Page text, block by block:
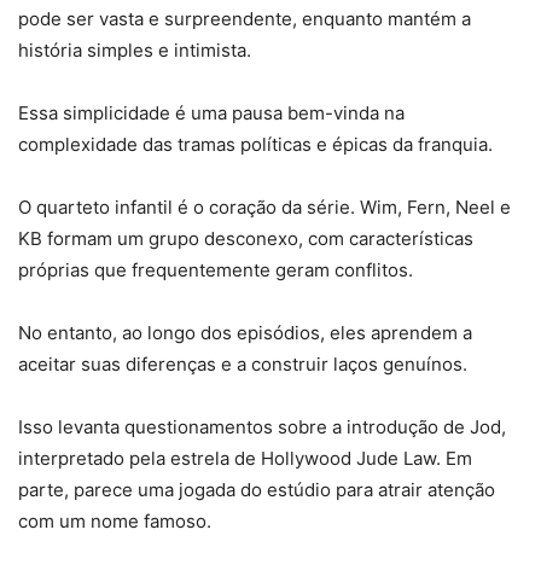
pode ser vasta e surpreendente, enquanto mantém a
história simples e intimista.
Essa simplicidade é uma pausa bem-vinda na
complexidade das tramas políticas e épicas da franquia.
O quarteto infantil é o coração da série. Wim, Fern, Neel e
KB formam um grupo desconexo, com características
próprias que frequentemente geram conflitos.
No entanto, ao longo dos episódios, eles aprendem a
aceitar suas diferenças e a construir laços genuínos.
Isso levanta questionamentos sobre a introdução de Jod,
interpretado pela estrela de Hollywood Jude Law. Em
parte, parece uma jogada do estúdio para atrair atenção
com um nome famoso.